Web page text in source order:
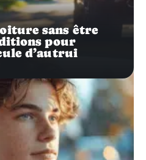
sans être
pour
d’autrui